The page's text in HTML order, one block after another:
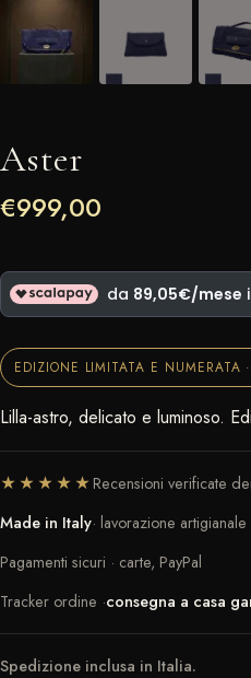
Aster
€999,00
EDIZIONE LIMITATA E NUMERATA
Lilla-astro, delicato e luminoso.
★★★★★ Recensioni verificate
Made in Italy· lavorazione artigianale
Pagamenti sicuri · carte, PayPal
Tracker ordine ·consegna a casa
Spedizione inclusa in Italia.